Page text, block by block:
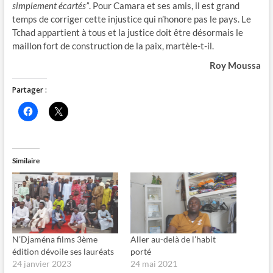
simplement écartés”. Pour Camara et ses amis, il est grand
temps de corriger cette injustice qui n’honore pas le pays. Le
Tchad appartient à tous et la justice doit être désormais le
maillon fort de construction de la paix, martèle-t-il.
Roy Moussa
Partager :
C
l
e
z
p
o
u
r
p
a
r
t
a
g
e
r
s
u
C
l
o
u
r
p
a
r
t
a
g
e
r
s
u
Similaire
N’Djaména films 3ème
édition dévoile ses lauréats
24 janvier 2023
Aller au-delà de l’habit
porté
24 mai 2021